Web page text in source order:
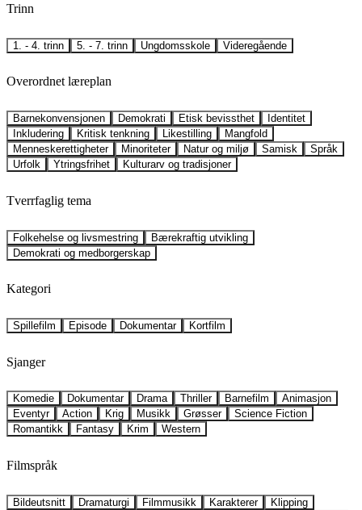
Trinn
1. - 4. trinn 5. - 7. trinn Ungdomsskole Videregående
Overordnet læreplan
Barnekonvensjonen Demokrati Etisk bevissthet
Identitet
Inkludering
Kritisk tenkning Likestilling
Mangfold
Menneskerettigheter
Minoriteter Natur og miljø Samisk
Språk
Urfolk
Ytringsfrihet Kulturarv og tradisjoner
Tverrfaglig tema
Folkehelse og livsmestring
Bærekraftig utvikling
Demokrati og medborgerskap
Kategori
Spillefilm Episode Dokumentar Kortfilm
Sjanger
Komedie Dokumentar Drama Thriller Barnefilm
Animasjon
Eventyr
Action Krig Musikk Grøsser
Science Fiction
Romantikk
Fantasy Krim Western
Filmspråk
Bildeutsnitt Dramaturgi Filmmusikk Karakterer
Klipping